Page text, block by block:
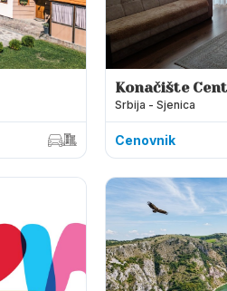
Konačište
Srbija - Sjenica
Cenovnik